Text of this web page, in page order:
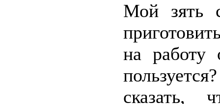
Мой зять
на работу
сказать,